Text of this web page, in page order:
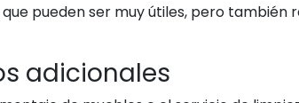
pueden ser muy útiles, pero
adicionales